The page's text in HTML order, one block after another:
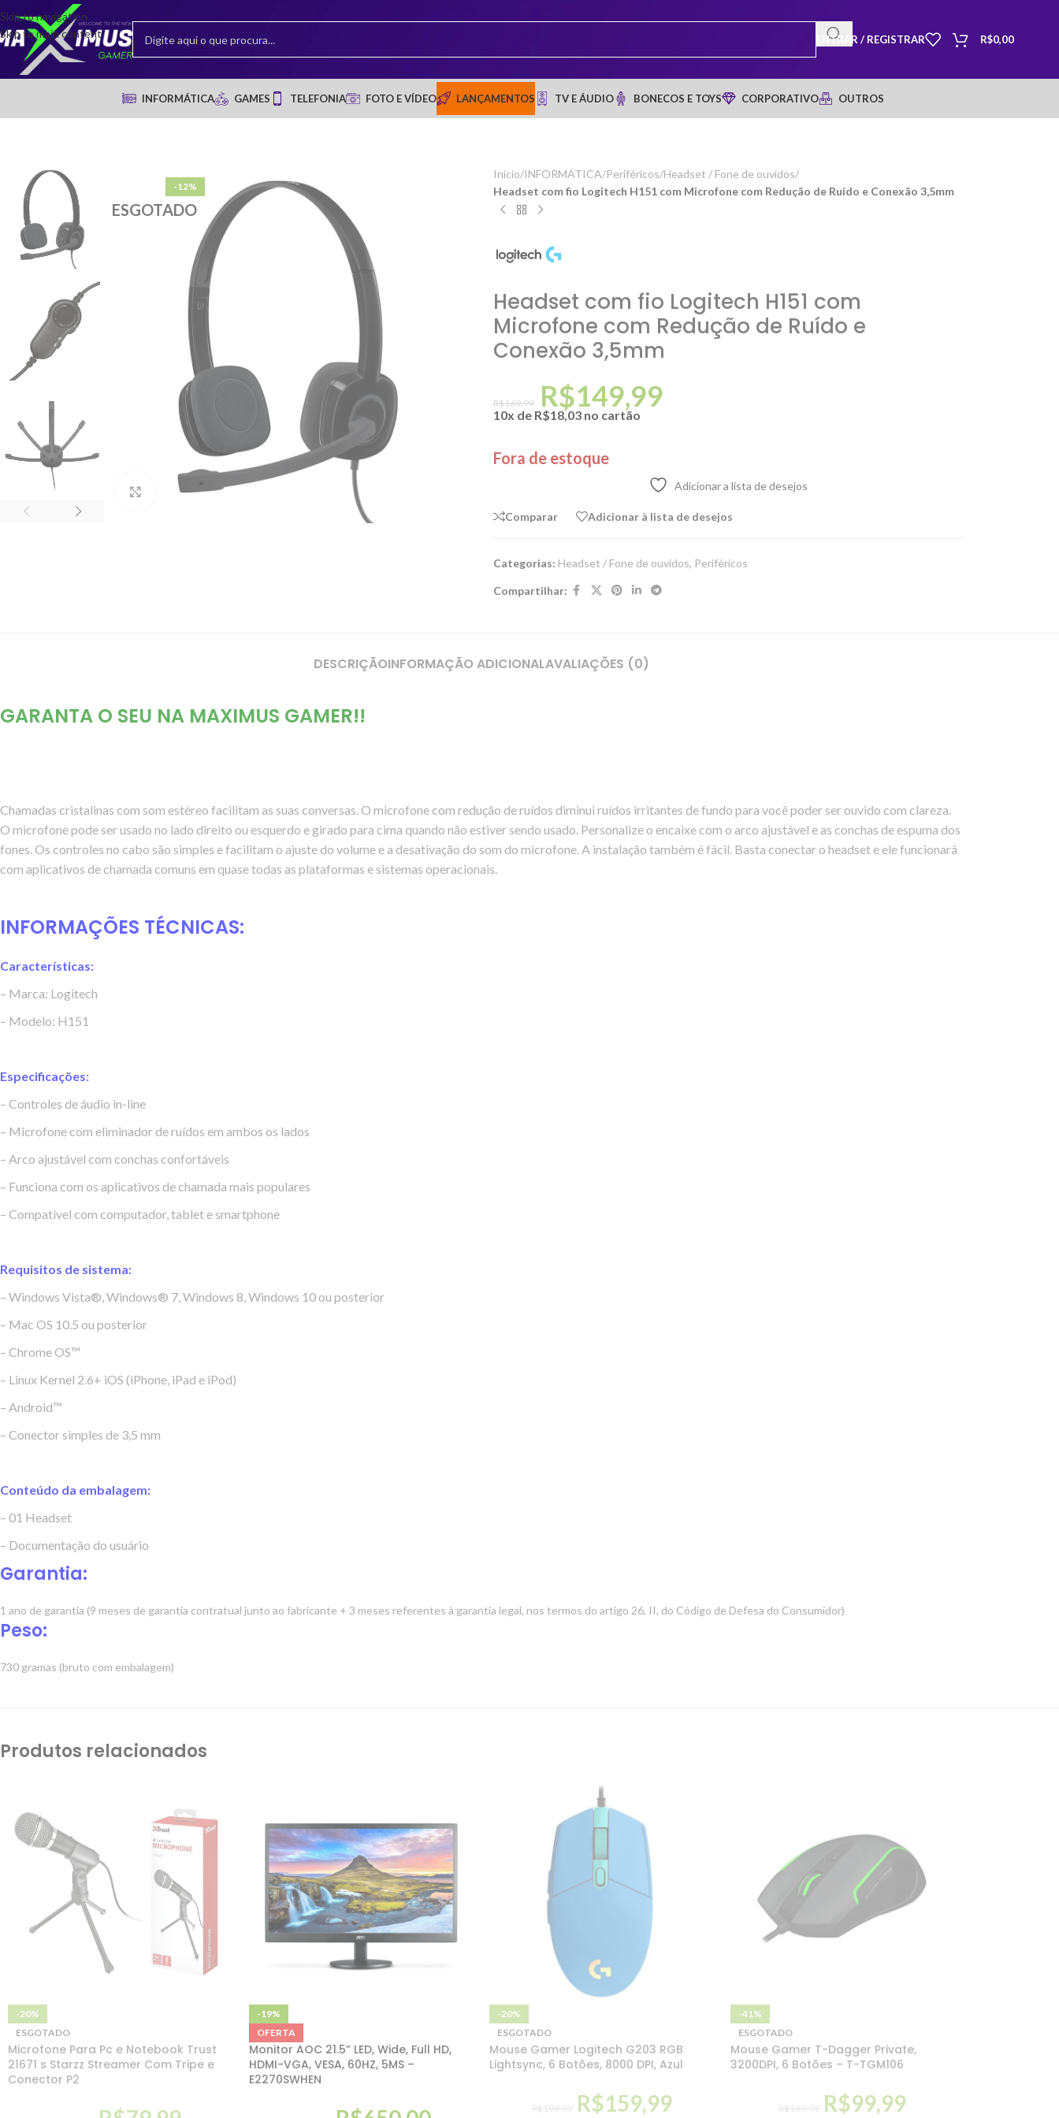
Skip to navigation
Skip to main content
ENTRAR / REGISTRAR R$0,00
INFORMÁTICA GAMES TELEFONIA FOTO E VÍDEO LANÇAMENTOS TV E ÁUDIO BONECOS E TOYS CORPORATIVO OUTROS
-12%
ESGOTADO
Clique para ampliar
Início/INFORMÁTICA/Periféricos/Headset / Fone de ouvidos/
Headset com fio Logitech H151 com Microfone com Redução de Ruído e Conexão 3,5mm
Headset com fio Logitech H151 com
Microfone com Redução de Ruído e
Conexão 3,5mm
R$169,99 R$149,99
10x de R$18,03 no cartão
Fora de estoque
Adicionar a lista de desejos
Comparar Adicionar à lista de desejos
Categorias: Headset / Fone de ouvidos, Periféricos
Compartilhar:
DESCRIÇÃOINFORMAÇÃO ADICIONALAVALIAÇÕES (0)
GARANTA O SEU NA MAXIMUS GAMER!!
Chamadas cristalinas com som estéreo facilitam as suas conversas. O microfone com redução de ruídos diminui ruídos irritantes de fundo para você poder ser ouvido com clareza.
O microfone pode ser usado no lado direito ou esquerdo e girado para cima quando não estiver sendo usado. Personalize o encaixe com o arco ajustável e as conchas de espuma dos
fones. Os controles no cabo são simples e facilitam o ajuste do volume e a desativação do som do microfone. A instalação também é fácil. Basta conectar o headset e ele funcionará
com aplicativos de chamada comuns em quase todas as plataformas e sistemas operacionais.
INFORMAÇÕES TÉCNICAS:
Características:
– Marca: Logitech
– Modelo: H151
Especificações:
– Controles de áudio in-line
– Microfone com eliminador de ruídos em ambos os lados
– Arco ajustável com conchas confortáveis
– Funciona com os aplicativos de chamada mais populares
– Compatível com computador, tablet e smartphone
Requisitos de sistema:
– Windows Vista®, Windows® 7, Windows 8, Windows 10 ou posterior
– Mac OS 10.5 ou posterior
– Chrome OS™
– Linux Kernel 2.6+ iOS (iPhone, iPad e iPod)
– Android™
– Conector simples de 3,5 mm
Conteúdo da embalagem:
– 01 Headset
– Documentação do usuário
Garantia:
1 ano de garantia (9 meses de garantia contratual junto ao fabricante + 3 meses referentes à garantia legal, nos termos do artigo 26, II, do Código de Defesa do Consumidor)
Peso:
730 gramas (bruto com embalagem)
Produtos relacionados
-20%
ESGOTADO
Microfone Para Pc e Notebook Trust
21671 s Starzz Streamer Com Tripe e
Conector P2
-19%
OFERTA
Monitor AOC 21.5” LED, Wide, Full HD,
HDMI-VGA, VESA, 60HZ, 5MS –
E2270SWHEN
-20%
ESGOTADO
Mouse Gamer Logitech G203 RGB
Lightsync, 6 Botões, 8000 DPI, Azul
R$199,99 R$159,99
-41%
ESGOTADO
Mouse Gamer T-Dagger Private,
3200DPI, 6 Botões – T-TGM106
R$169,99 R$99,99